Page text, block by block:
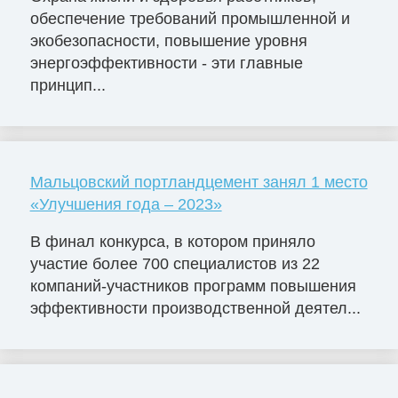
обеспечение требований промышленной и
экобезопасности, повышение уровня
энергоэффективности - эти главные
принцип...
Мальцовский портландцемент занял 1 место
«Улучшения года – 2023»
В финал конкурса, в котором приняло
участие более 700 специалистов из 22
компаний-участников программ повышения
эффективности производственной деятел...